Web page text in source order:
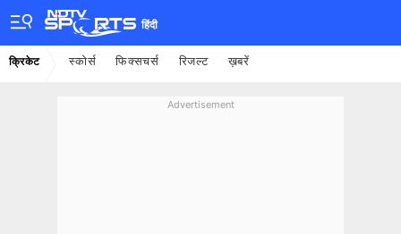
हिंदी
क्रिकेट स्कोर्स फिक्सचर्स रिजल्ट ख़बरें
Advertisement